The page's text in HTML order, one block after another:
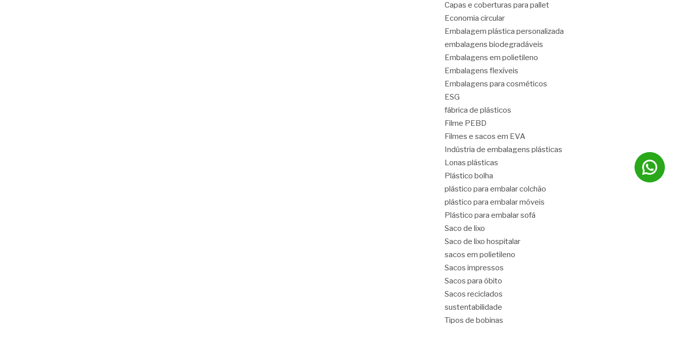
Capas e coberturas para pallet
Economia circular
Embalagem plástica personalizada
embalagens biodegradáveis
Embalagens em polietileno
Embalagens flexíveis
Embalagens para cosméticos
ESG
fábrica de plásticos
Filme PEBD
Filmes e sacos em EVA
Indústria de embalagens plásticas
Lonas plásticas
Plástico bolha
plástico para embalar colchão
plástico para embalar móveis
Plástico para embalar sofá
Saco de lixo
Saco de lixo hospitalar
sacos em polietileno
Sacos impressos
Sacos para óbito
Sacos reciclados
sustentabilidade
Tipos de bobinas